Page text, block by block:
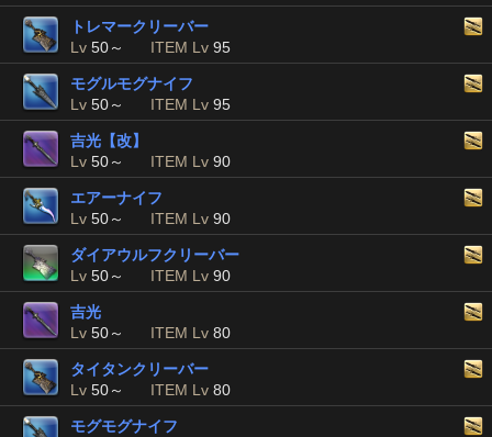
トレマークリーバー
Lv 50～ ITEM Lv 95
モグルモグナイフ
Lv 50～ ITEM Lv 95
吉光【改】
Lv 50～ ITEM Lv 90
エアーナイフ
Lv 50～ ITEM Lv 90
ダイアウルフクリーバー
Lv 50～ ITEM Lv 90
吉光
Lv 50～ ITEM Lv 80
タイタンクリーバー
Lv 50～ ITEM Lv 80
モグモグナイフ